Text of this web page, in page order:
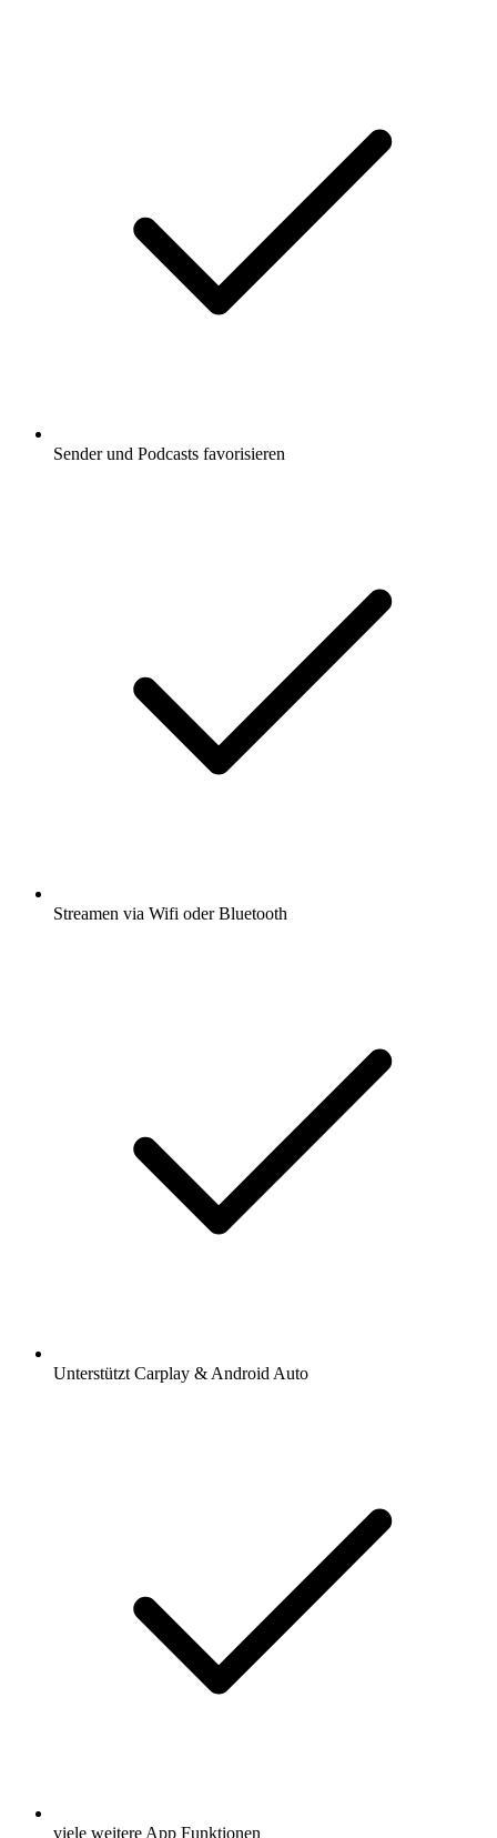
Sender und Podcasts favorisieren
Streamen via Wifi oder Bluetooth
Unterstützt Carplay & Android Auto
viele weitere App Funktionen